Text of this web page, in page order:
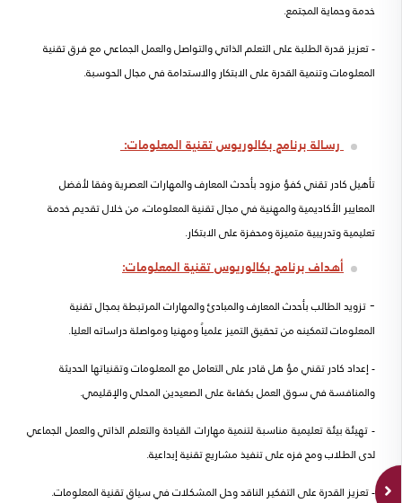
خدمة وحماية المجتمع.
- تعزيز قدرة الطلبة على التعلم الذاتي والتواصل والعمل الجماعي مع فرق تقنية
المعلومات وتنمية القدرة على الابتكار والاستدامة في مجال الحوسبة.
رسالةبرنامج بكالوريوس تقنية المعلومات:
تأهيل كادر تقني كفؤ مزود بأحدث المعارف والمهارات العصرية وفقا لأفضل
المعايير الأكاديمية والمهنية في مجال تقنية المعلومات، من خلال تقديم خدمة
تعليمية وتدريبية متميزة ومحفزة على الابتكار.
أهداف برنامج بكالوريوس تقنية المعلومات:
-تزويد الطالب بأحدث المعارف والمبادئ والمهارات المرتبطة بمجال تقنية
المعلومات لتمكينه من تحقيق التميز علمياً ومهنيا ومواصلة دراساته العليا.
- إعداد كادر تقني مؤ هل قادر على التعامل مع المعلومات وتقنياتها الحديثة
والمنافسة في سوق العمل بكفاءة على الصعيدين المحلي والإقليمي.
- تهيئة بيئة تعليمية مناسبة لتنمية مهارات القيادة والتعلم الذاتي والعمل الجماعي
لدى الطلاب ومح فزه على تنفيذ مشاريع تقنية إبداعية.
- تعزيز القدرة على التفكير الناقد وحل المشكلات في سياق تقنية المعلومات.